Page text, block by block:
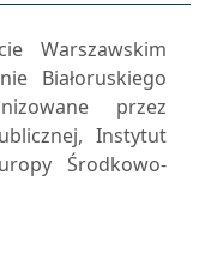
Warszawskim
Białoruskiego
przez
Instytut
Środkowo-